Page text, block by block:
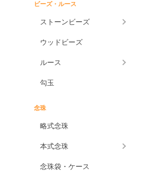
ビーズ・ルース
ストーンビーズ
ウッドビーズ
ルース
勾玉
念珠
略式念珠
本式念珠
念珠袋・ケース